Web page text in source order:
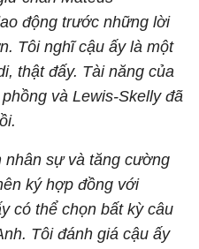
động trước những lời
Tôi nghĩ cậu ấy là một
thật đấy. Tài năng của
và Lewis-Skelly đã
nhân sự và tăng cường
ký hợp đồng với
có thể chọn bất kỳ câu
Tôi đánh giá cậu ấy